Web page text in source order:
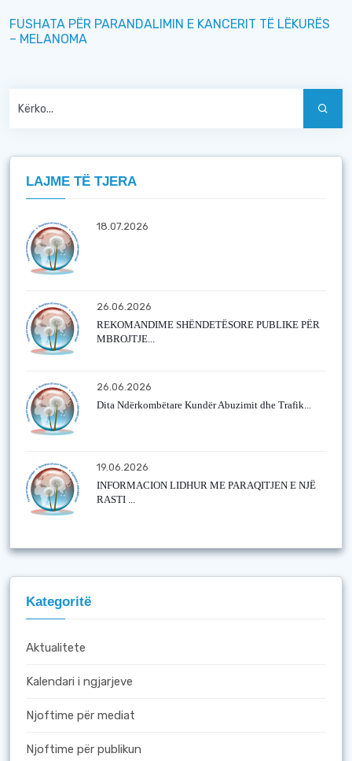
FUSHATA PËR PARANDALIMIN E KANCERIT TË LËKURËS
– MELANOMA
LAJME TË TJERA
18.07.2026
26.06.2026
REKOMANDIME SHËNDETËSORE PUBLIKE PËR
MBROJTJE...
26.06.2026
Dita Ndërkombëtare Kundër Abuzimit dhe Trafik...
19.06.2026
INFORMACION LIDHUR ME PARAQITJEN E NJË
RASTI ...
Kategoritë
Aktualitete
Kalendari i ngjarjeve
Njoftime për mediat
Njoftime për publikun